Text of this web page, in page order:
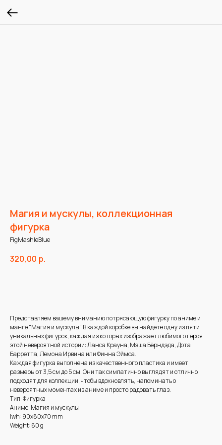
Магия и мускулы, коллекционная
фигурка
FigMashleBlue
320,00 р.
Представляем вашему вниманию потрясающую фигурку по аниме и
манге "Магия и мускулы". В каждой коробке вы найдете одну из пяти
уникальных фигурок, каждая из которых изображает любимого героя
этой невероятной истории: Ланса Крауна, Мэша Бёрндэда, Дота
Барретта, Лемона Ирвина или Финна Эймса.
Каждая фигурка выполнена из качественного пластика и имеет
размеры от 3,5 см до 5 см. Они так симпатично выглядят и отлично
подходят для коллекции, чтобы вдохновлять, напоминать о
невероятных моментах из аниме и просто радовать глаз.
Тип: Фигурка
Аниме: Магия и мускулы
lwh: 90x80x70 mm
Weight: 60 g